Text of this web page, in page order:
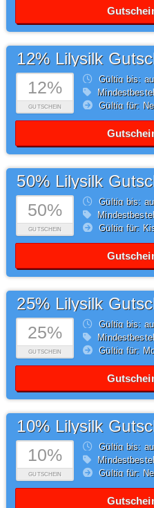
12%
GUTSCHEIN
12% Lilysilk
Gültig bis:
Gültig für:
50%
GUTSCHEIN
50% Lilysilk
Gültig bis:
Gültig für:
25%
GUTSCHEIN
25% Lilysilk
Gültig bis:
Gültig für:
10%
GUTSCHEIN
10% Lilysilk
Gültig bis:
Gültig für: